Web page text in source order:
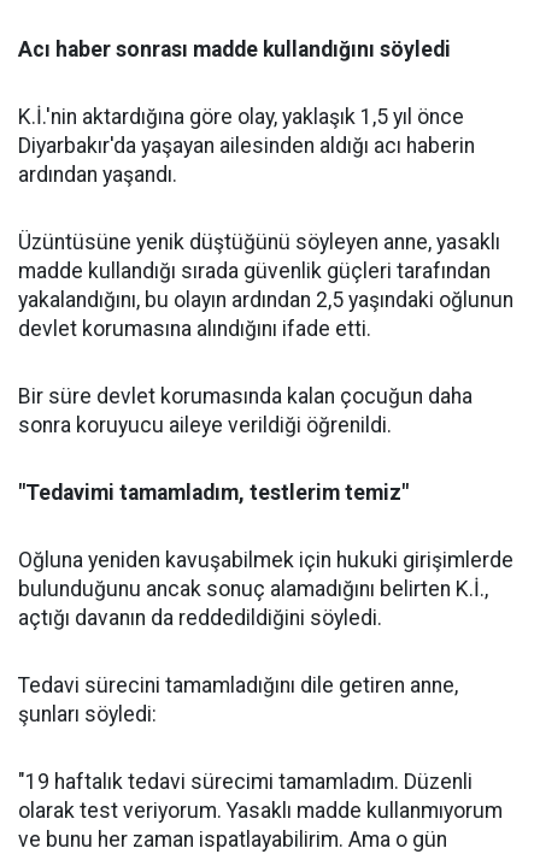
Acı haber sonrası madde kullandığını söyledi
K.İ.'nin aktardığına göre olay, yaklaşık 1,5 yıl önce
Diyarbakır'da yaşayan ailesinden aldığı acı haberin
ardından yaşandı.
Üzüntüsüne yenik düştüğünü söyleyen anne, yasaklı
madde kullandığı sırada güvenlik güçleri tarafından
yakalandığını, bu olayın ardından 2,5 yaşındaki oğlunun
devlet korumasına alındığını ifade etti.
Bir süre devlet korumasında kalan çocuğun daha
sonra koruyucu aileye verildiği öğrenildi.
"Tedavimi tamamladım, testlerim temiz"
Oğluna yeniden kavuşabilmek için hukuki girişimlerde
bulunduğunu ancak sonuç alamadığını belirten K.İ.,
açtığı davanın da reddedildiğini söyledi.
Tedavi sürecini tamamladığını dile getiren anne,
şunları söyledi:
"19 haftalık tedavi sürecimi tamamladım. Düzenli
olarak test veriyorum. Yasaklı madde kullanmıyorum
ve bunu her zaman ispatlayabilirim. Ama o gün